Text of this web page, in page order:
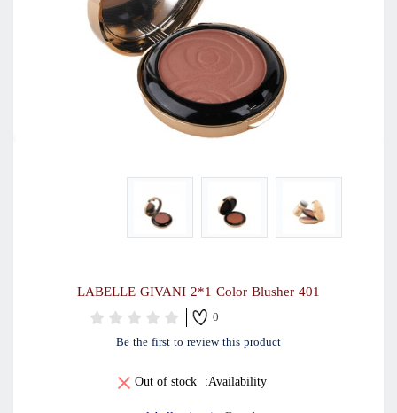
LABELLE GIVANI 2*1 Color Blusher 401
0
Be the first to review this product
Availability:
Out of stock